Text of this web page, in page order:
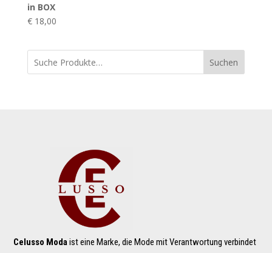
in BOX
€18,00
Suchen
Celusso Modaist eine Marke, die Mode mit Verantwortung verbindet